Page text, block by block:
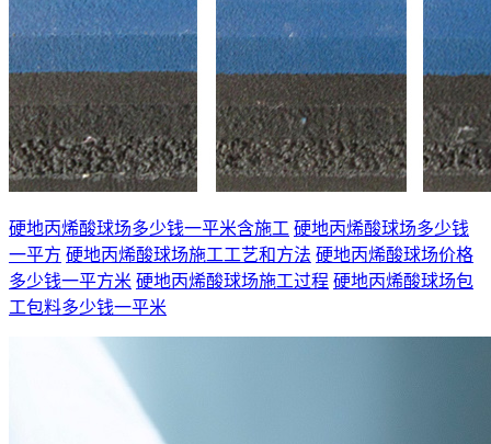
硬地丙烯酸球场多少钱一平米含施工 硬地丙烯酸球场多少钱
一平方 硬地丙烯酸球场施工工艺和方法 硬地丙烯酸球场价格
多少钱一平方米 硬地丙烯酸球场施工过程 硬地丙烯酸球场包
工包料多少钱一平米